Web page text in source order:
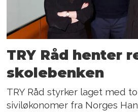
TRY Råd henter
skolebenken
TRY Råd styrker laget med
siviløkonomer fra Norges